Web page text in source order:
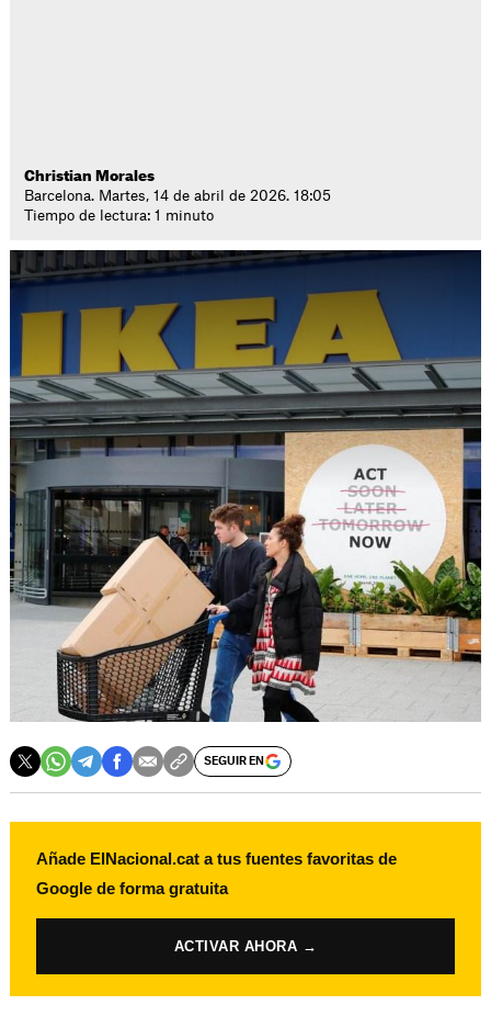
Christian Morales
Barcelona. Martes, 14 de abril de 2026. 18:05
Tiempo de lectura: 1 minuto
SEGUIR EN
Añade ElNacional.cat a tus fuentes favoritas de
Google de forma gratuita
ACTIVAR AHORA →